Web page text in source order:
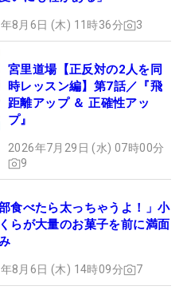
8月6日 (木) 11時36分 3
宮里道場【正反対の2人を同
時レッスン編】第7話／『飛
距離アップ ＆ 正確性アッ
プ』
2026年7月29日 (水) 07時00分
9
部食べたら太っちゃうよ！」小
らが大量のお菓子を前に満面
8月6日 (木) 14時09分 7